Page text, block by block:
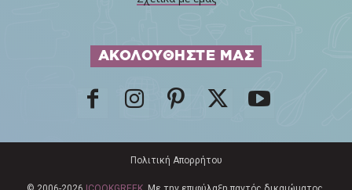
ΑΚΟΛΟΥΘΗΣΤΕ ΜΑΣ
Πολιτική Απορρήτου